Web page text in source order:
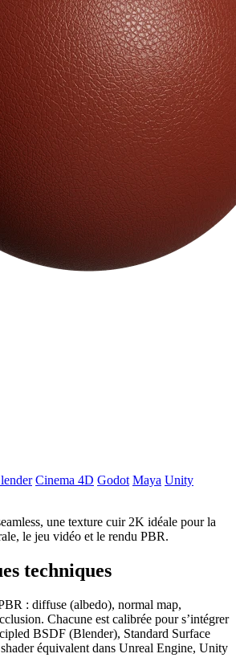
Cinema 4D Godot Maya Unity
une texture cuir 2K idéale pour la
le jeu vidéo et le rendu PBR.
techniques
: diffuse (albedo), normal map,
Chacune est calibrée pour s’intégrer
BSDF (Blender), Standard Surface
équivalent dans Unreal Engine, Unity